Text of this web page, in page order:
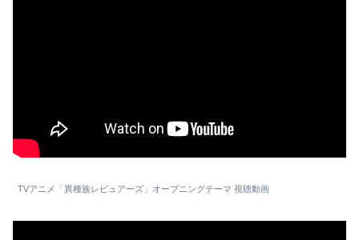
TVアニメ「異種族レビュアーズ」オープニングテーマ 視聴動画